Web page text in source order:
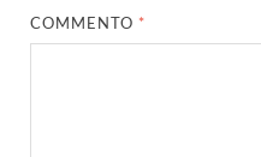
COMMENTO *